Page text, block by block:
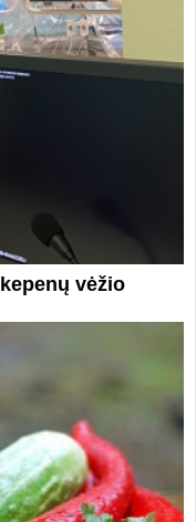
vėžio